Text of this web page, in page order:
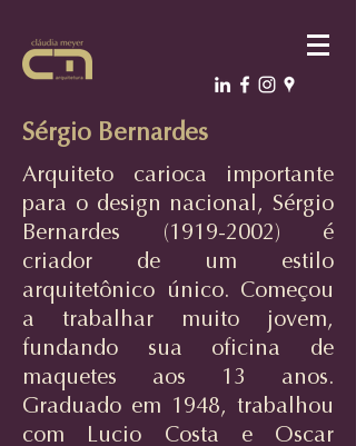
Sérgio Bernardes
Arquiteto carioca importante
para o design nacional, Sérgio
Bernardes (1919-2002) é
criador de um estilo
arquitetônico único. Começou
a trabalhar muito jovem,
fundando sua oficina de
maquetes aos 13 anos.
Graduado em 1948, trabalhou
com Lucio Costa e Oscar